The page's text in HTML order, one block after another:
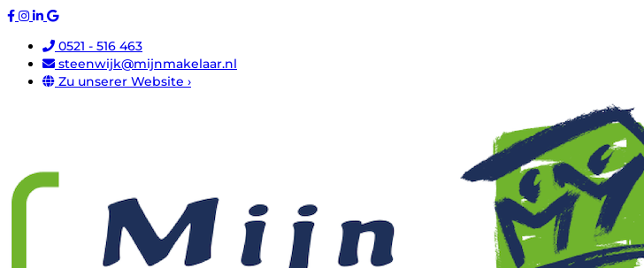
0521 - 516 463
steenwijk@mijnmakelaar.nl
Zu unserer Website ›